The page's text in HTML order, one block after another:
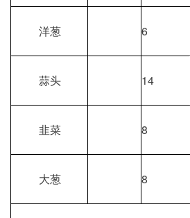
洋葱 6
蒜头 14
韭菜 8
大葱 8